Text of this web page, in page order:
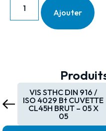
Ajouter
VIS STHC DIN 916 /
ISO 4029 Bt CUVETTE
CL45H BRUT – 05 X
05